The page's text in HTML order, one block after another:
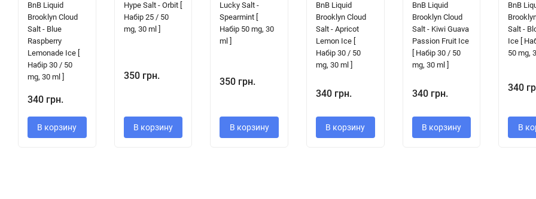
BnB Liquid
Brooklyn Cloud
Salt - Blue
Raspberry
Lemonade Ice [
Набір 30 / 50
mg, 30 ml ]
340 грн.
В корзину
Hype Salt - Orbit [
Набір 25 / 50
mg, 30 ml ]
350 грн.
В корзину
Lucky Salt -
Spearmint [
Набір 50 mg, 30
ml ]
350 грн.
В корзину
BnB Liquid
Brooklyn Cloud
Salt - Apricot
Lemon Ice [
Набір 30 / 50
mg, 30 ml ]
340 грн.
В корзину
BnB Liquid
Brooklyn Cloud
Salt - Kiwi Guava
Passion Fruit Ice
[ Набір 30 / 50
mg, 30 ml ]
340 грн.
В корзину
BnB
Salt -
Ice [
50 mg,
340
В